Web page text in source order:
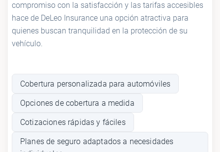
compromiso con la satisfacción y las tarifas accesibles
hace de DeLeo Insurance una opción atractiva para
quienes buscan tranquilidad en la protección de su
vehículo.
Cobertura personalizada para automóviles
Opciones de cobertura a medida
Cotizaciones rápidas y fáciles
Planes de seguro adaptados a necesidades